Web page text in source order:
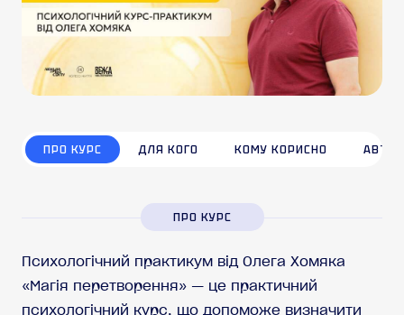
ПРО КУРС ДЛЯ КОГО КОМУ КОРИСНО АВТОР
ПРО КУРС
Психологічний практикум від Олега Хомяка
«Магія перетворення» — це практичний
психологічний курс, що допоможе визначити